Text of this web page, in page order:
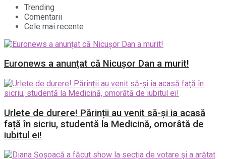
Trending
Comentarii
Cele mai recente
Euronews a anunțat că Nicușor Dan a murit!
Urlete de durere! Părinții au venit să-și ia acasă
față în sicriu, studentă la Medicină, omorâtă de
iubitul ei!